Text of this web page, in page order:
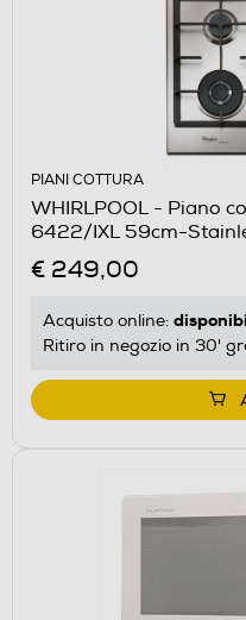
PIANI COTTURA
WHIRLPOOL - Piano
6422/IXL 59cm-
€ 249,00
Acquisto online:
Ritiro in negozio in 30'